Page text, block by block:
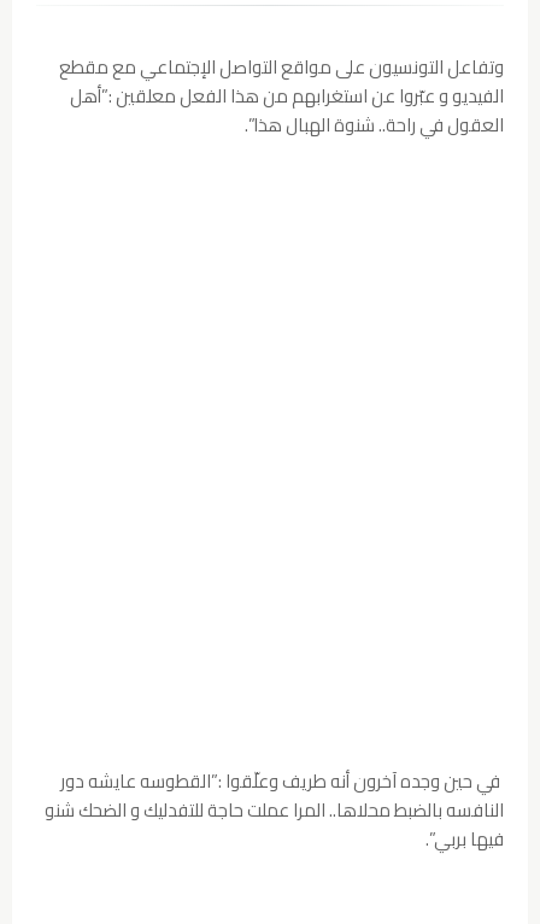
وتفاعل التونسيون على مواقع التواصل الإجتماعي مع مقطع
الفيديو و عبّروا عن استغرابهم من هذا الفعل معلقين :”أهل
العقول في راحة.. شنوة الهبال هذا”.
في حين وجده آخرون أنه طريف وعلّقوا :”القطوسه عايشه دور
النافسه بالضبط محلاها.. المرا عملت حاجة للتفدليك و الضحك شنو
فيها بربي”.